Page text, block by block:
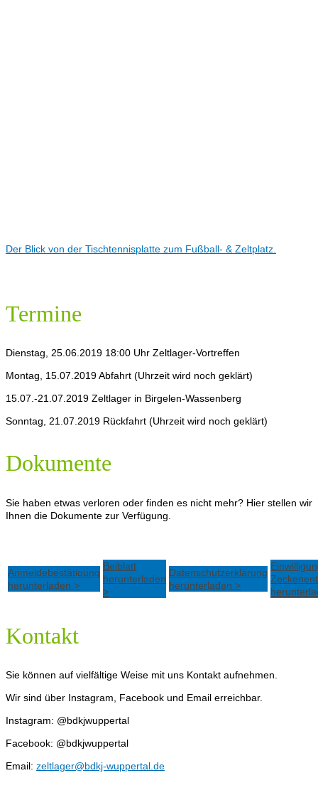
Der Blick von der Tischtennisplatte zum Fußball- & Zeltplatz.
Termine
Dienstag, 25.06.2019 18:00 Uhr Zeltlager-Vortreffen
Montag, 15.07.2019 Abfahrt (Uhrzeit wird noch geklärt)
15.07.-21.07.2019 Zeltlager in Birgelen-Wassenberg
Sonntag, 21.07.2019 Rückfahrt (Uhrzeit wird noch geklärt)
Dokumente
Sie haben etwas verloren oder finden es nicht mehr? Hier stellen wir
Ihnen die Dokumente zur Verfügung.
Anmeldebestätigung
herunterladen >
Beiblatt
herunterladen
>
Datenschutzerklärung
herunterladen >
Kontakt
Sie können auf vielfältige Weise mit uns Kontakt aufnehmen.
Wir sind über Instagram, Facebook und Email erreichbar.
Instagram: @bdkjwuppertal
Facebook: @bdkjwuppertal
Email: zeltlager@bdkj-wuppertal.de